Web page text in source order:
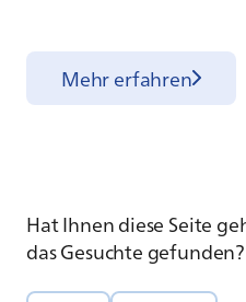
Mehr erfahren
Hat Ihnen diese Seite
das Gesuchte gefunden?